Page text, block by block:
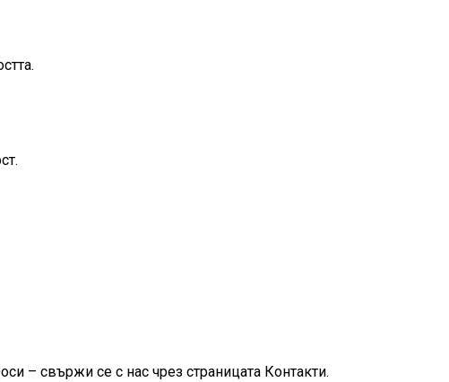
– свържи се с нас чрез страницата Контакти.